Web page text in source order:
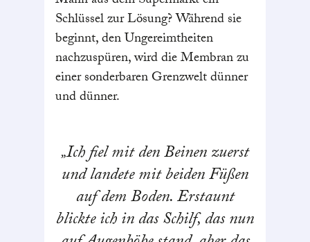
Schlüssel zur Lösung? Während sie
beginnt, den Ungereimtheiten
nachzuspüren, wird die Membran zu
einer sonderbaren Grenzwelt dünner
und dünner.
Ich fiel mit den Beinen zuerst
und landete mit beiden Füßen
auf dem Boden. Erstaunt
blickte ich in das Schilf, das nun